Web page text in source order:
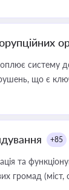
систему
що є
+85
та
громад (міст,